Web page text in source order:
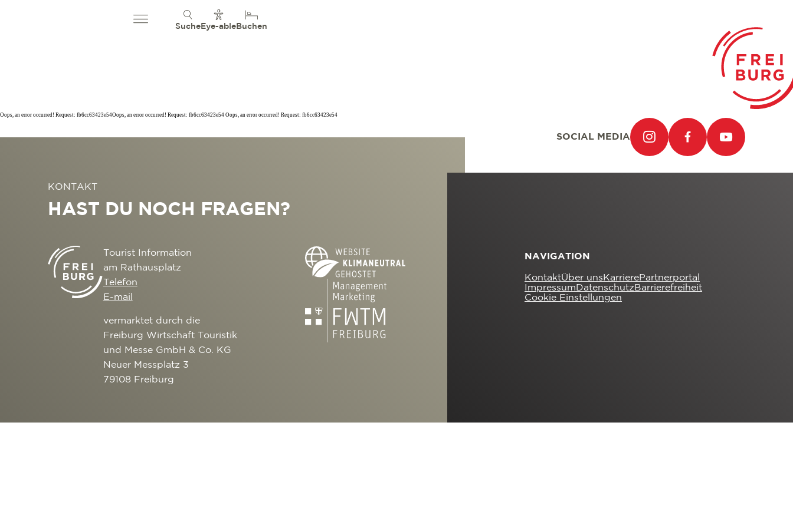
Suche Eye-able Buchen
Oops, an error occurred! Request: fb6cc63423e54Oops, an error occurred! Request: fb6cc63423e54 Oops, an error occurred! Request: fb6cc63423e54
SOCIAL MEDIA
KONTAKT
HAST DU NOCH FRAGEN?
Tourist Information
am Rathausplatz
Telefon
E-mail
vermarktet durch die
Freiburg Wirtschaft Touristik
und Messe GmbH & Co. KG
Neuer Messplatz 3
79108 Freiburg
NAVIGATION
KontaktÜber uns KarrierePartnerportal
Impressum Datenschutz Barrierefreiheit
Cookie Einstellungen